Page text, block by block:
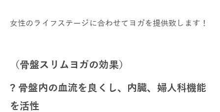
女性のライフステージに合わせてヨガを提供致します！
（骨盤スリムヨガの効果）
? 骨盤内の血流を良くし、内臓、婦人科機能
を活性